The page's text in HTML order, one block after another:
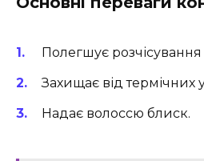
Полегшує розчісування
Захищає від
Надає волоссю блиск.